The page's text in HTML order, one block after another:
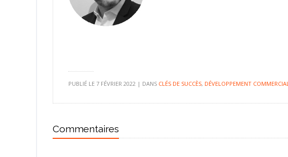
PUBLIÉ LE 7 FÉVRIER 2022 | DANS CLÉS DE SUCCÈS, DÉVELOPPEMENT COMMERCIAL
Commentaires